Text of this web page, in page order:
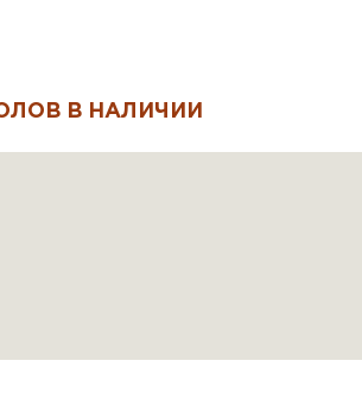
В НАЛИЧИИ